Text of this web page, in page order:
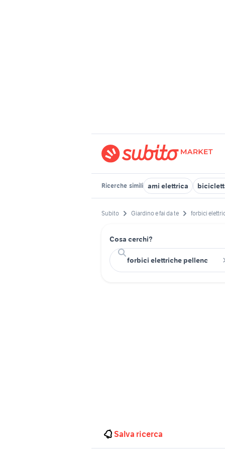
Ricerche simili ami elettrica
Subito Giardino e fai da te forbici
Cosa cerchi?
Salva ricerca